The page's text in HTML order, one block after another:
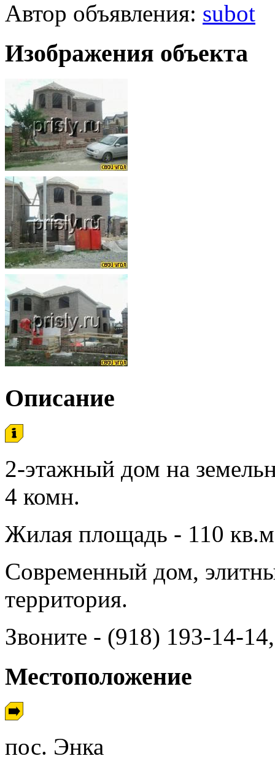
Автор объявления: subot
Изображения объекта
Описание
2-этажный дом на
4 комн.
Жилая площадь - 110
Современный дом,
территория.
Звоните - (918) 193-14-
Местоположение
пос. Энка